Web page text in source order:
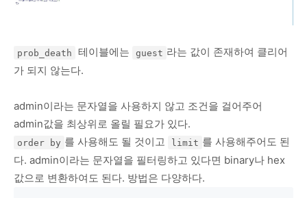
prob_death 테이블에는 guest 라는 값이 존재하여 클리어
가 되지 않는다.
admin이라는 문자열을 사용하지 않고 조건을 걸어주어
admin값을 최상위로 올릴 필요가 있다.
order by 를 사용해도 될 것이고 limit 를 사용해주어도 된
다. admin이라는 문자열을 필터링하고 있다면 binary나 hex
값으로 변환하여도 된다. 방법은 다양하다.